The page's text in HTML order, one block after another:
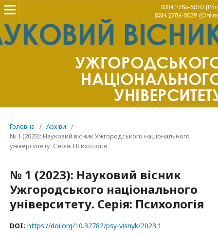
Головна / Архіви
/
№ 1 (2023): Науковий вісник Ужгородського національного
університету. Серія: Психологія
№ 1 (2023): Науковий вісник
Ужгородського національного
університету. Серія: Психологія
DOI: https://doi.org/10.32782/psy-visnyk/2023.1